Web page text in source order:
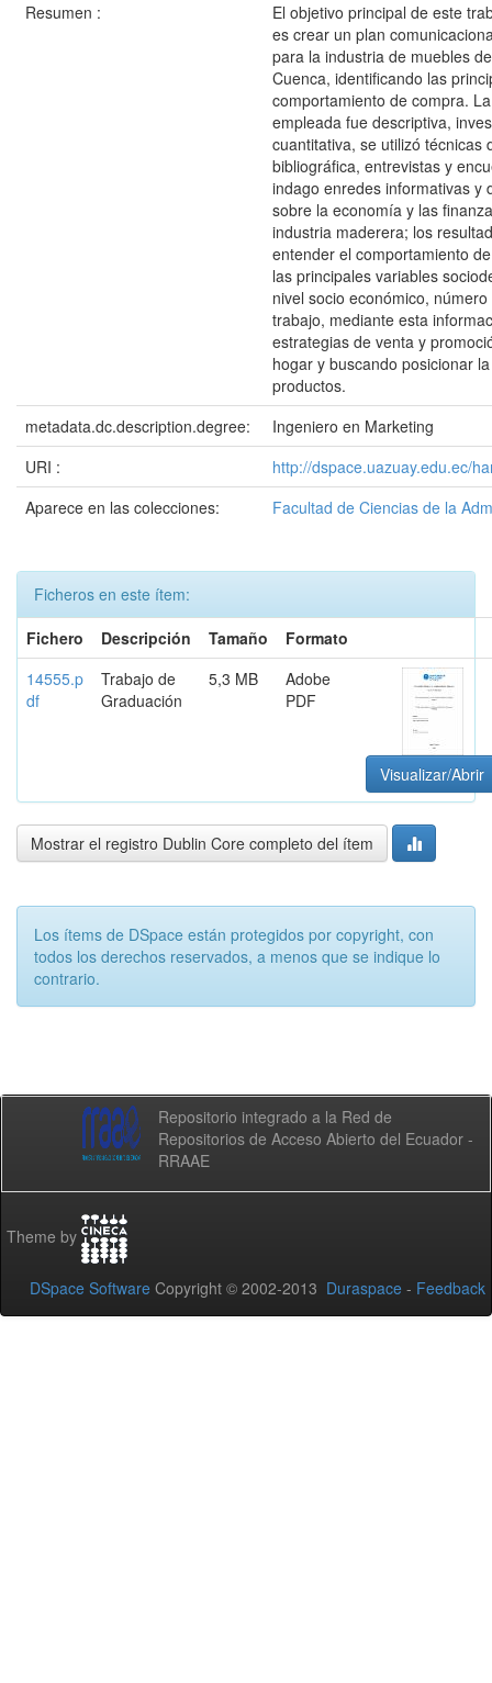
Resumen :
El objetivo principal de este
es crear un plan
para la industria de muebles
Cuenca, identificando las
comportamiento de compra.
empleada fue descriptiva,
cuantitativa, se utilizó técnicas
bibliográfica, entrevistas y
indago enredes informativas y
sobre la economía y las
industria maderera; los
entender el comportamiento
las principales variables
nivel socio económico,
trabajo, mediante esta
estrategias de venta y
hogar y buscando posicionar
productos.
metadata.dc.description.degree:
Ingeniero en Marketing
URI :
http://dspace.uazuay.edu.ec/
Aparece en las colecciones:
Facultad de Ciencias de la
Ficheros en este ítem:
Fichero
Descripción Tamaño
Formato
14555.p
df
Trabajo de
Graduación
5,3 MB
Adobe
PDF
Visualizar/Abrir
Mostrar el registro Dublin Core completo del ítem
Los ítems de DSpace están protegidos por copyright, con
todos los derechos reservados, a menos que se indique lo
contrario.
Repositorio integrado a la Red de
Repositorios de Acceso Abierto del Ecuador -
RRAAE
Theme by
DSpace Software Copyright © 2002-2013 Duraspace - Feedback